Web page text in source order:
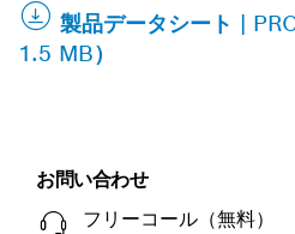
製品データシート |
1.5 MB）
お問い合わせ
フリーコール（無料）